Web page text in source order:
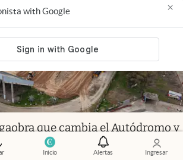
Inicio Alertas Ingresar
with Google ×
que cambia el Autódromo y
1 de vuelta a la Argentina